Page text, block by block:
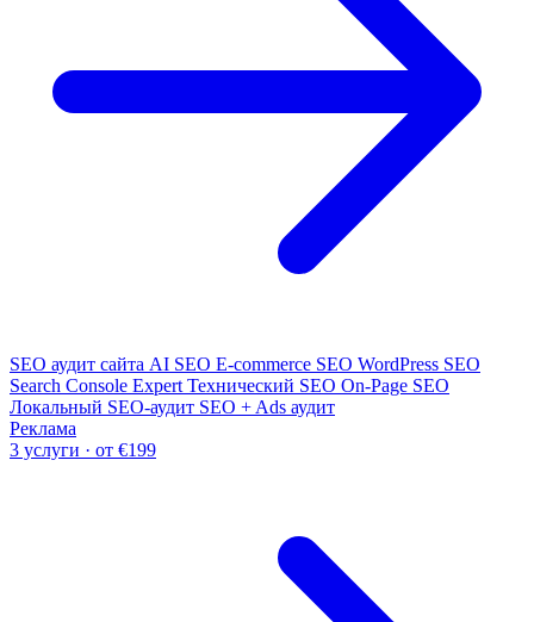
SEO аудит сайта AI SEO E-commerce SEO WordPress SEO
Search Console Expert Технический SEO On-Page SEO
Локальный SEO-аудит SEO + Ads аудит
Реклама
3 услуги · от €199